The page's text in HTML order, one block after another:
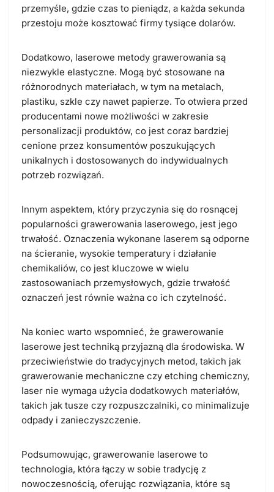
przemyśle, gdzie czas to pieniądz, a każda sekunda
przestoju może kosztować firmy tysiące dolarów.
Dodatkowo, laserowe metody grawerowania są
niezwykle elastyczne. Mogą być stosowane na
różnorodnych materiałach, w tym na metalach,
plastiku, szkle czy nawet papierze. To otwiera przed
producentami nowe możliwości w zakresie
personalizacji produktów, co jest coraz bardziej
cenione przez konsumentów poszukujących
unikalnych i dostosowanych do indywidualnych
potrzeb rozwiązań.
Innym aspektem, który przyczynia się do rosnącej
popularności grawerowania laserowego, jest jego
trwałość. Oznaczenia wykonane laserem są odporne
na ścieranie, wysokie temperatury i działanie
chemikaliów, co jest kluczowe w wielu
zastosowaniach przemysłowych, gdzie trwałość
oznaczeń jest równie ważna co ich czytelność.
Na koniec warto wspomnieć, że grawerowanie
laserowe jest techniką przyjazną dla środowiska. W
przeciwieństwie do tradycyjnych metod, takich jak
grawerowanie mechaniczne czy etching chemiczny,
laser nie wymaga użycia dodatkowych materiałów,
takich jak tusze czy rozpuszczalniki, co minimalizuje
odpady i zanieczyszczenie.
Podsumowując, grawerowanie laserowe to
technologia, która łączy w sobie tradycję z
nowoczesnością, oferując rozwiązania, które są